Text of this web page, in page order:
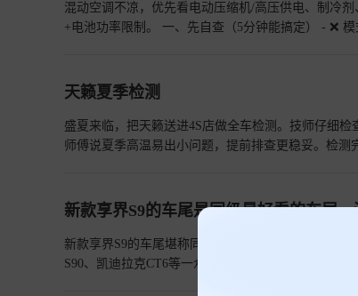
混动空调不凉，优先看电动压缩机/高压供电、制冷
+电池功率限制。 一、先自查（5分钟能搞定） - ❌ 模式不对：没开A/C、在外循环、温度设太高；切内循环+A/C+22–24℃。 ​ - 🧹 滤芯堵
天籁夏季检测
盛夏来临，把天籁送进4S店做全车检测。技师仔细
师傅说夏季高温易出小问题，提前排查更稳妥。检测
新款享界S9的车尾是同级最好看的车尾
新款享界S9的车尾堪称同级别中最引人注目的设计
S90、凯迪拉克CT6等一众C级高端轿车，新款享界